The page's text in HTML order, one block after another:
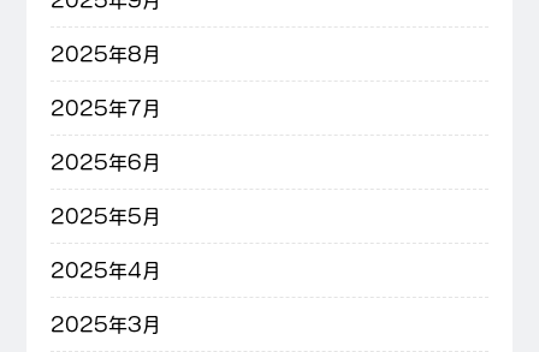
2025年8月
2025年7月
2025年6月
2025年5月
2025年4月
2025年3月